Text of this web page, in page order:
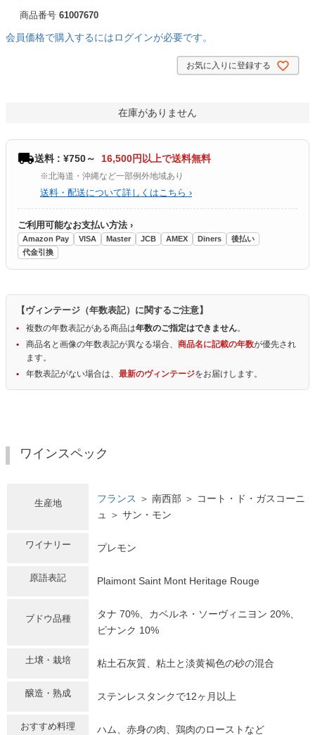
商品番号 61007670
会員価格で購入するにはログインが必要です。
お気に入りに登録する
在庫がありません
送料 : ¥750～ 16,500円以上で送料無料
※北海道・沖縄など一部例外地域あり
送料・配送について詳しくはこちら ›
ご利用可能なお支払い方法 ›
Amazon Pay VISA Master JCB AMEX Diners
後払い
代金引換
【ヴィンテージ（年数表記）に関するご注意】
複数の年数表記がある商品は年数のご指定はできません。
商品名と画像の年数表記が異なる場合、 商品名に記載の年数が優先され
ます。
年数表記がない場合は、 最新のヴィンテージをお届けします。
ワインスペック
生産地 フランス ＞ 南西部 ＞ コート・ド・ガスコーニ
ュ ＞ サン・モン
ワイナリー プレモン
原語表記 Plaimont Saint Mont Heritage Rouge
ブドウ品種
タナ 70%、カベルネ・ソーヴィニヨン 20%、
ピナンク 10%
土壌・栽培 粘土石灰質、粘土と淡黄褐色の砂の混合
醸造・熟成 ステンレスタンクで12ヶ月以上
おすすめ料理 ハム、赤身の肉、鶏肉のローストなど